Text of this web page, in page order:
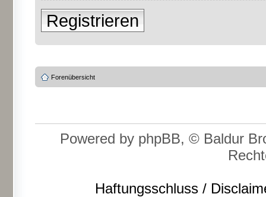
Registrieren
Forenübersicht
Powered by phpBB, © Baldur
Haftungsschluss /